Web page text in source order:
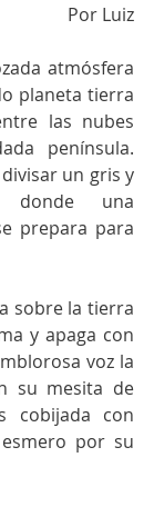
Por Luiz
atmósfera
planeta tierra
las nubes
península.
un gris y
donde una
prepara para
sobre la tierra
y apaga con
voz la
su mesita de
cobijada con
por su